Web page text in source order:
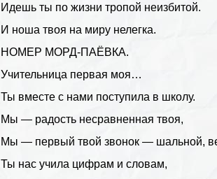
Идешь ты по жизни тропой неизбитой.
И ноша твоя на миру нелегка.
НОМЕР МОРД-ПАЁВКА.
Учительница первая моя…
Ты вместе с нами поступила в школу.
Мы — радость несравненная твоя,
Мы — первый твой звонок — шальной,
Ты нас учила цифрам и словам,